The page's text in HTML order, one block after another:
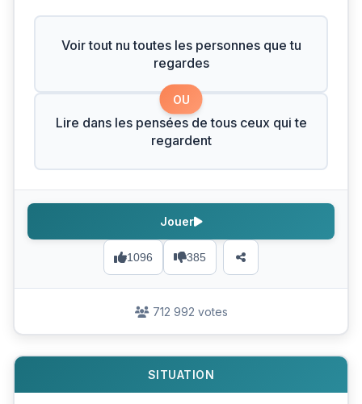
Voir tout nu toutes les personnes que tu
regardes
OU
Lire dans les pensées de tous ceux qui te
regardent
1096 385
Jouer
712 992 votes
SITUATION